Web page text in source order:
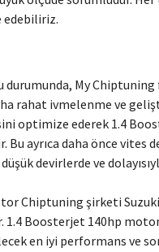
edebiliriz.
My
rahat ivmelenme ve
optimize ederek 1.4
Bu ayrıca daha önce
devirlerde ve
Chiptuning şirketi
1.4 Boosterjet 140hp
en iyi performans ve